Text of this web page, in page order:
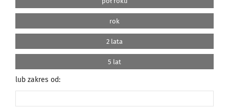
rok
2 lata
5 lat
lub zakres od: